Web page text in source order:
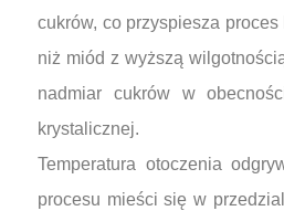
cukrów, co przyspiesza
niż miód z wyższą
nadmiar cukrów w
krystalicznej.
Temperatura otoczenia
procesu mieści się w